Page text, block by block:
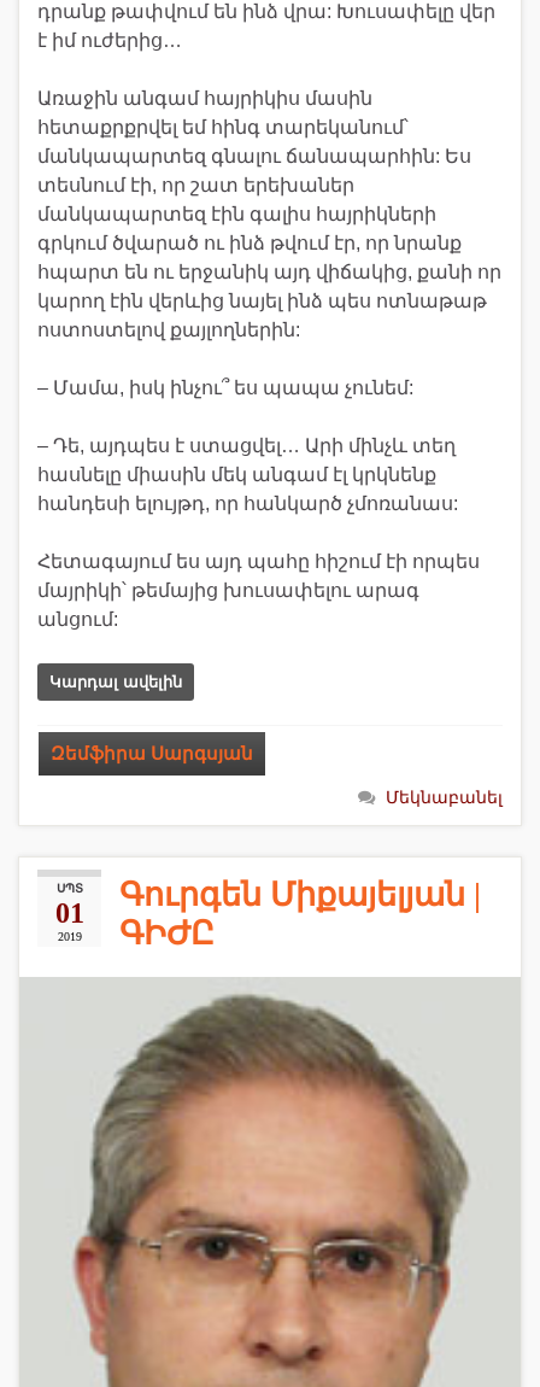
դրանք թափվում են ինձ վրա: Խուսափելը վեր
է իմ ուժերից…
Առաջին անգամ հայրիկիս մասին
հետաքրքրվել եմ հինգ տարեկանում՝
մանկապարտեզ գնալու ճանապարհին: Ես
տեսնում էի, որ շատ երեխաներ
մանկապարտեզ էին գալիս հայրիկների
գրկում ծվարած ու ինձ թվում էր, որ նրանք
հպարտ են ու երջանիկ այդ վիճակից, քանի որ
կարող էին վերևից նայել ինձ պես ոտնաթաթ
ոստոստելով քայլողներին:
– Մամա, իսկ ինչու՞ ես պապա չունեմ:
– Դե, այդպես է ստացվել… Արի մինչև տեղ
հասնելը միասին մեկ անգամ էլ կրկնենք
հանդեսի ելույթդ, որ հանկարծ չմոռանաս:
Հետագայում ես այդ պահը հիշում էի որպես
մայրիկի՝ թեմայից խուսափելու արագ
անցում:
Կարդալ ավելին
Զեմֆիրա Սարգսյան
Մեկնաբանել
ՍՊՏ
01
2019
Գուրգեն Միքայելյան |
ԳԻԺԸ